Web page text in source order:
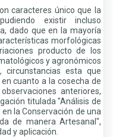
caracteres único que la
existir incluso
dado que en la mayoría
morfológicas
producto de los
y agronómicos
circunstancias esta que
cuanto a la cosecha de
anteriores,
titulada "Análisis de
la Conservación de una
de manera Artesanal",
y aplicación.